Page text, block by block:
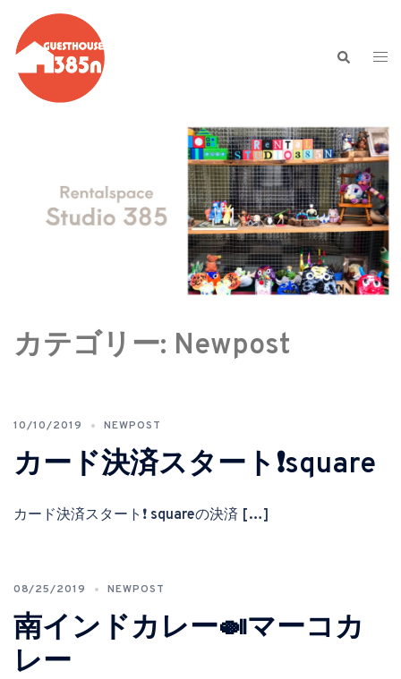
検
索
ト
メ
ニ
ュ
ー
カテゴリー: Newpost
10/10/2019 NEWPOST
カード決済スタート❗️square
カード決済スタート❗️ squareの決済 […]
08/25/2019 NEWPOST
南インドカレー🍛マーコカ
レー